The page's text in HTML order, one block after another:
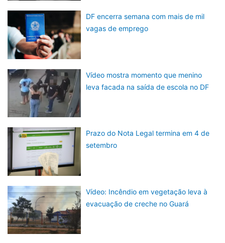
DF encerra semana com mais de mil
vagas de emprego
Vídeo mostra momento que menino
leva facada na saída de escola no DF
Prazo do Nota Legal termina em 4 de
setembro
Vídeo: Incêndio em vegetação leva à
evacuação de creche no Guará